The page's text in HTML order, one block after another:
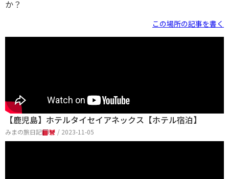
か？
この場所の記事を書く
【鹿児島】ホテルタイセイアネックス【ホテル宿泊】
みまの旅日記 / 2023-11-05